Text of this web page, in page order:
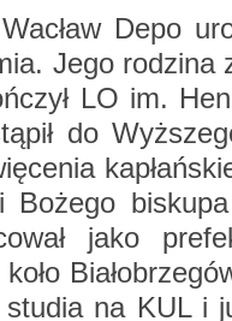
Depo
Jego
LO im.
do
Bo­że­go
jako
na KUL i